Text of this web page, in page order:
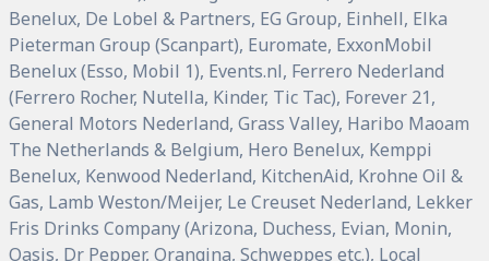
Benelux, De Lobel & Partners, EG Group, Einhell, Elka
Pieterman Group (Scanpart), Euromate, ExxonMobil
Benelux (Esso, Mobil 1), Events.nl, Ferrero Nederland
(Ferrero Rocher, Nutella, Kinder, Tic Tac), Forever 21,
General Motors Nederland, Grass Valley, Haribo Maoam
The Netherlands & Belgium, Hero Benelux, Kemppi
Benelux, Kenwood Nederland, KitchenAid, Krohne Oil &
Gas, Lamb Weston/Meijer, Le Creuset Nederland, Lekker
Fris Drinks Company (Arizona, Duchess, Evian, Monin,
Oasis, Dr Pepper, Orangina, Schweppes etc.), Local